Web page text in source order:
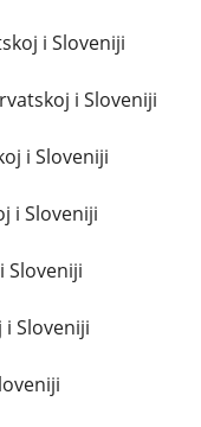
i Sloveniji
i Sloveniji
i Sloveniji
i Sloveniji
Sloveniji
Sloveniji